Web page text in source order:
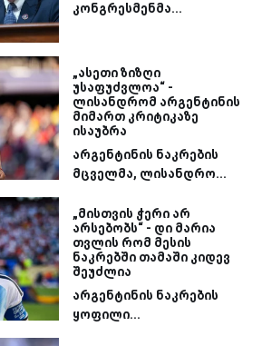
კონგრესმენმა...
„ასეთი ზიზღი
უსაფუძვლოა“ -
ლისანდრომ არგენტინის
მიმართ კრიტიკაზე
ისაუბრა
არგენტინის ნაკრების
მცველმა, ლისანდრო...
„მისთვის ჭერი არ
არსებობს“ - დი მარია
თვლის რომ მესის
ნაკრებში თამაში კიდევ
შეუძლია
არგენტინის ნაკრების
ყოფილი...